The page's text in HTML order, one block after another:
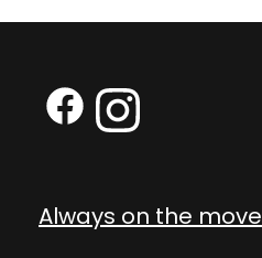
Always on the move